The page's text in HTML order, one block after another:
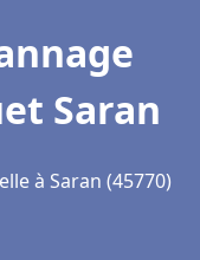
Saran
à Saran (45770)